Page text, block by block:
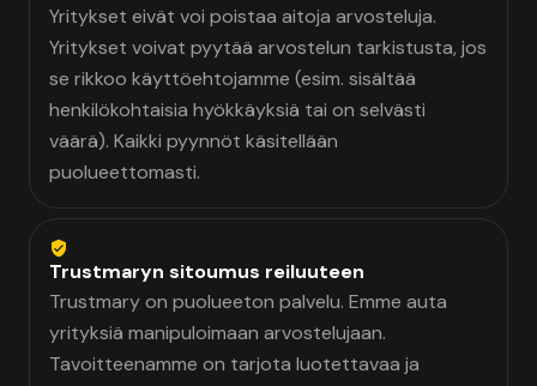
Yritykset eivät voi poistaa aitoja arvosteluja.
Yritykset voivat pyytää arvostelun tarkistusta, jos
se rikkoo käyttöehtojamme (esim. sisältää
henkilökohtaisia hyökkäyksiä tai on selvästi
väärä). Kaikki pyynnöt käsitellään
puolueettomasti.
Trustmaryn sitoumus reiluuteen
Trustmary on puolueeton palvelu. Emme auta
yrityksiä manipuloimaan arvostelujaan.
Tavoitteenamme on tarjota luotettavaa ja